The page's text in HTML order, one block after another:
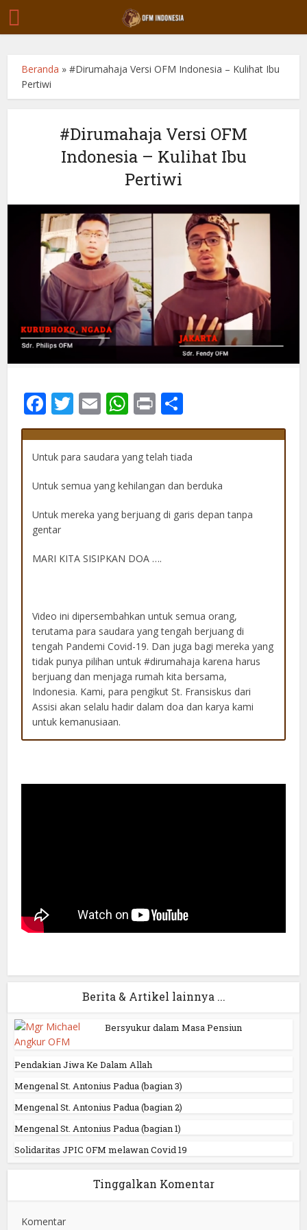
Beranda »#Dirumahaja Versi OFM Indonesia – Kulihat Ibu
Pertiwi
#Dirumahaja Versi OFM
Indonesia – Kulihat Ibu
Pertiwi
Facebook
Twitter
EmailWhatsApp
Print
Untuk para saudara yang telah tiada
Untuk semua yang kehilangan dan berduka
Untuk mereka yang berjuang di garis depan tanpa
gentar
MARI KITA SISIPKAN DOA ….
Video ini dipersembahkan untuk semua orang,
terutama para saudara yang tengah berjuang di
tengah Pandemi Covid-19. Dan juga bagi mereka yang
tidak punya pilihan untuk #dirumahaja karena harus
berjuang dan menjaga rumah kita bersama,
Indonesia. Kami, para pengikut St. Fransiskus dari
Assisi akan selalu hadir dalam doa dan karya kami
untuk kemanusiaan.
Berita & Artikel lainnya ...
Bersyukur dalam Masa Pensiun
Pendakian Jiwa Ke Dalam Allah
Mengenal St. Antonius Padua (bagian 3)
Mengenal St. Antonius Padua (bagian 2)
Mengenal St. Antonius Padua (bagian 1)
Solidaritas JPIC OFM melawan Covid 19
Tinggalkan Komentar
Komentar